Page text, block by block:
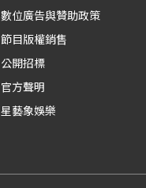
數位廣告與贊助政策
節目版權銷售
公開招標
官方聲明
星藝象娛樂